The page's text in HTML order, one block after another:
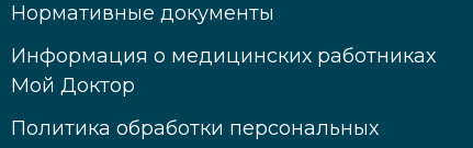
Нормативные документы
Информация о медицинских работниках
Мой Доктор
Политика обработки персональных